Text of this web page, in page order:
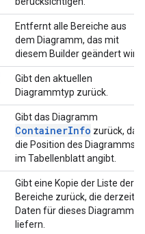
Entfernt alle Bereiche aus
dem Diagramm, das mit
diesem Builder geändert wird.
Gibt den aktuellen
Diagrammtyp zurück.
Gibt das Diagramm
ContainerInfo zurück, das
die Position des Diagramms
im Tabellenblatt angibt.
Gibt eine Kopie der Liste der
Bereiche zurück, die derzeit
Daten für dieses Diagramm
liefern.